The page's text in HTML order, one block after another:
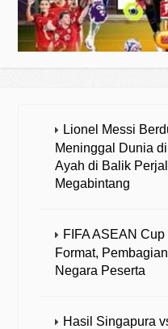
Lionel Messi
Meninggal Dunia
Ayah di Balik
Megabintang
FIFA ASEAN
Format,
Negara Peserta
Hasil Singapura